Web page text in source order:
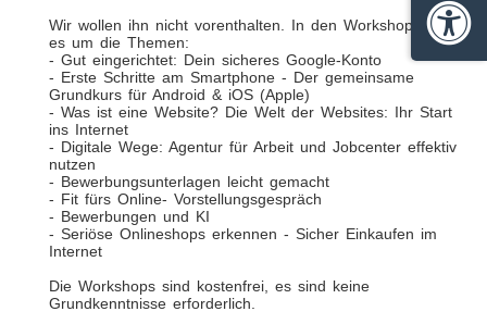
Wir wollen ihn nicht vorenthalten. In den Workshops geht
es um die Themen:
- Gut eingerichtet: Dein sicheres Google-Konto
- Erste Schritte am Smartphone - Der gemeinsame
Grundkurs für Android & iOS (Apple)
- Was ist eine Website? Die Welt der Websites: Ihr Start
ins Internet
- Digitale Wege: Agentur für Arbeit und Jobcenter effektiv
nutzen
- Bewerbungsunterlagen leicht gemacht
- Fit fürs Online- Vorstellungsgespräch
- Bewerbungen und KI
- Seriöse Onlineshops erkennen - Sicher Einkaufen im
Internet
Die Workshops sind kostenfrei, es sind keine
Grundkenntnisse erforderlich.